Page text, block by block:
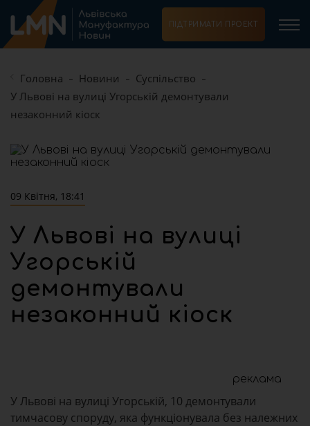
ПІДТРИМАТИ ПРОЕКТ
Головна Новини
Суспільство
У Львові на вулиці Угорській демонтували
незаконний кіоск
09 Квітня, 18:41
У Львові на вулиці
Угорській
демонтували
незаконний кіоск
реклама
У Львові на вулиці Угорській, 10 демонтували
тимчасову споруду, яка функціонувала без належних